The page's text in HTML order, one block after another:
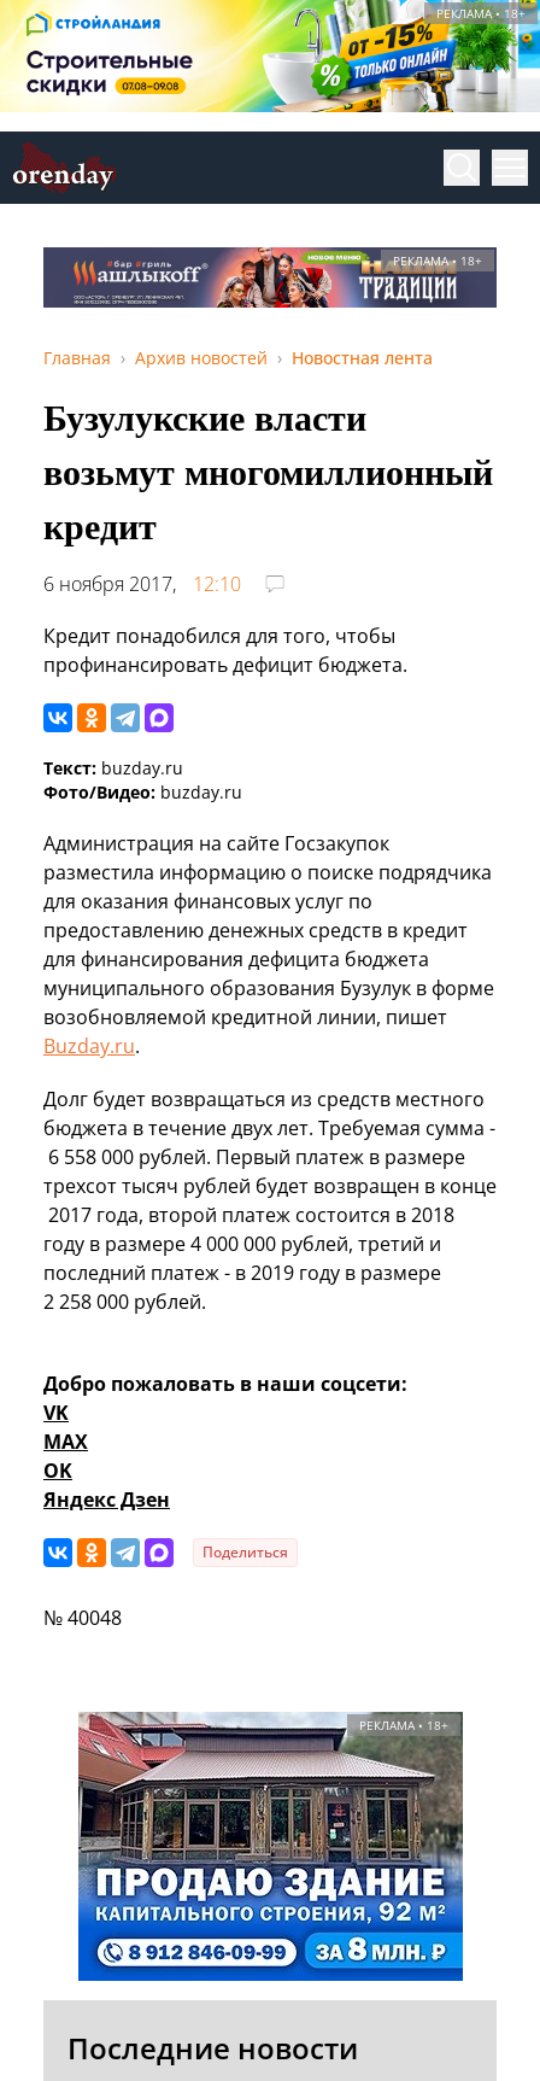
РЕКЛАМА • 18+
РЕКЛАМА • 18+
Главная Архив новостей Новостная лента
Бузулукские власти
возьмут многомиллионный
кредит
6 ноября 2017,
12:10
Кредит понадобился для того, чтобы
профинансировать дефицит бюджета.
Текст: buzday.ru
Фото/Видео: buzday.ru
Администрация на сайте Госзакупок
разместила информацию о поиске подрядчика
для оказания финансовых услуг по
предоставлению денежных средств в кредит
для финансирования дефицита бюджета
муниципального образования Бузулук в форме
возобновляемой кредитной линии, пишет
Buzday.ru.
Долг будет возвращаться из средств местного
бюджета в течение двух лет. Требуемая сумма -
6 558 000 рублей. Первый платеж в размере
трехсот тысяч рублей будет возвращен в конце
2017 года, второй платеж состоится в 2018
году в размере 4 000 000 рублей, третий и
последний платеж - в 2019 году в размере
2 258 000 рублей.
Добро пожаловать в наши соцсети:
VK
MAX
OK
Яндекс Дзен
Поделиться
№ 40048
РЕКЛАМА • 18+
Последние новости